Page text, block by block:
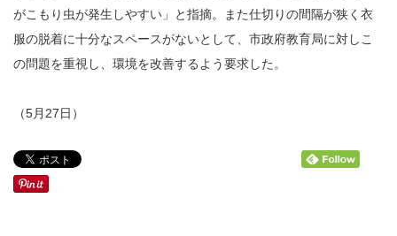
がこもり虫が発生しやすい」と指摘。また仕切りの間隔が狭く衣
服の脱着に十分なスペースがないとして、市政府教育局に対しこ
の問題を重視し、環境を改善するよう要求した。
（5月27日）